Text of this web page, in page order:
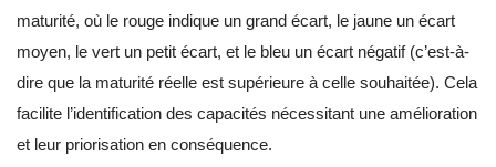
maturité, où le rouge indique un grand écart, le jaune un écart
moyen, le vert un petit écart, et le bleu un écart négatif (c’est-à-
dire que la maturité réelle est supérieure à celle souhaitée). Cela
facilite l’identification des capacités nécessitant une amélioration
et leur priorisation en conséquence.